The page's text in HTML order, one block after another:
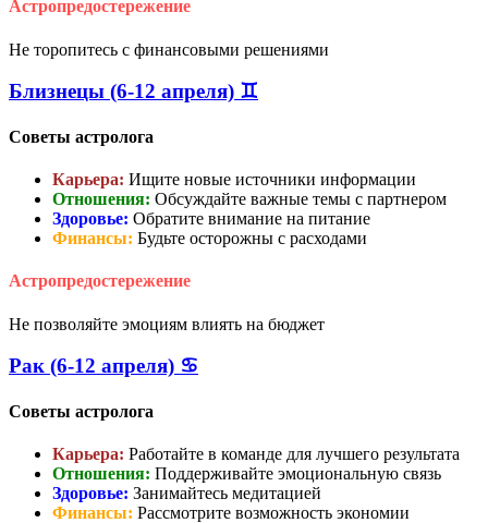
Астропредостережение
Не торопитесь с финансовыми решениями
Близнецы (6-12 апреля) ♊
Советы астролога
Карьера: Ищите новые источники информации
Отношения: Обсуждайте важные темы с партнером
Здоровье: Обратите внимание на питание
Финансы: Будьте осторожны с расходами
Астропредостережение
Не позволяйте эмоциям влиять на бюджет
Рак (6-12 апреля) ♋
Советы астролога
Карьера: Работайте в команде для лучшего результата
Отношения: Поддерживайте эмоциональную связь
Здоровье: Занимайтесь медитацией
Финансы: Рассмотрите возможность экономии